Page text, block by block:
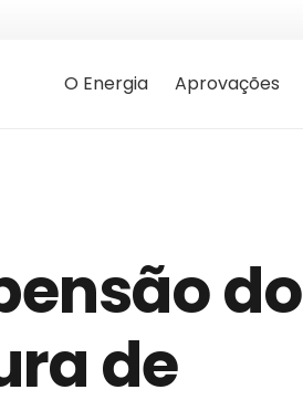
O Energia Aprovações
do
de